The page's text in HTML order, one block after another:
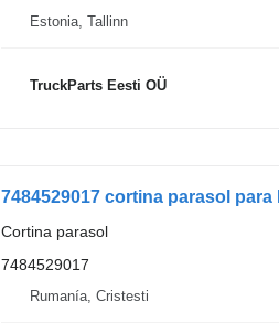
Estonia, Tallinn
TruckParts Eesti OÜ
7484529017 cortina parasol para
Cortina parasol
7484529017
Rumanía, Cristesti